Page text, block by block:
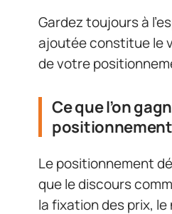
Gardez toujours à
ajoutée constitue le
de votre
Ce que l’on
positionnement
Le positionnement
que le discours
la fixation des prix, le